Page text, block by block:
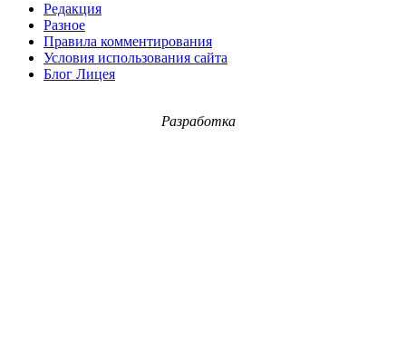
Редакция
Разное
Правила комментирования
Условия использования сайта
Блог Лицея
Разработка